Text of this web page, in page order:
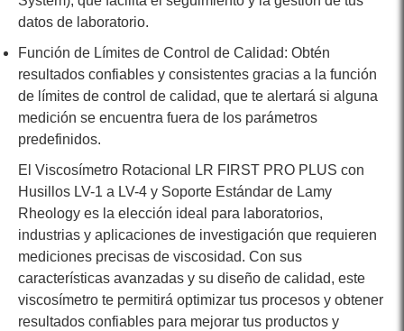
datos de laboratorio.
Función de Límites de Control de Calidad: Obtén
resultados confiables y consistentes gracias a la función
de límites de control de calidad, que te alertará si alguna
medición se encuentra fuera de los parámetros
predefinidos.
El Viscosímetro Rotacional LR FIRST PRO PLUS con
Husillos LV-1 a LV-4 y Soporte Estándar de Lamy
Rheology es la elección ideal para laboratorios,
industrias y aplicaciones de investigación que requieren
mediciones precisas de viscosidad. Con sus
características avanzadas y su diseño de calidad, este
viscosímetro te permitirá optimizar tus procesos y obtener
resultados confiables para mejorar tus productos y